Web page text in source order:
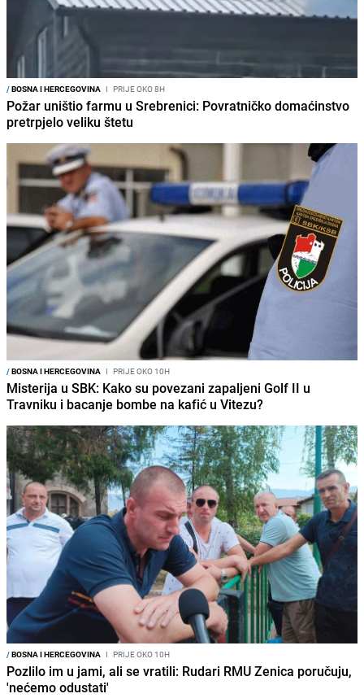
/BOSNA I HERCEGOVINA I PRIJE OKO 8H
Požar uništio farmu u Srebrenici: Povratničko domaćinstvo
pretrpjelo veliku štetu
/BOSNA I HERCEGOVINA I PRIJE OKO 10H
Misterija u SBK: Kako su povezani zapaljeni Golf II u
Travniku i bacanje bombe na kafić u Vitezu?
/BOSNA I HERCEGOVINA I PRIJE OKO 10H
Pozlilo im u jami, ali se vratili: Rudari RMU Zenica poručuju,
'nećemo odustati'